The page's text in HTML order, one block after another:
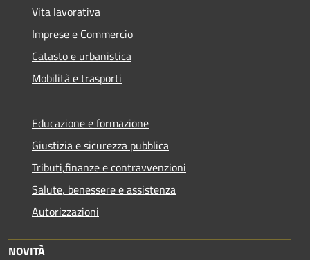
Vita lavorativa
Imprese e Commercio
Catasto e urbanistica
Mobilità e trasporti
Educazione e formazione
Giustizia e sicurezza pubblica
Tributi,finanze e contravvenzioni
Salute, benessere e assistenza
Autorizzazioni
NOVITÀ